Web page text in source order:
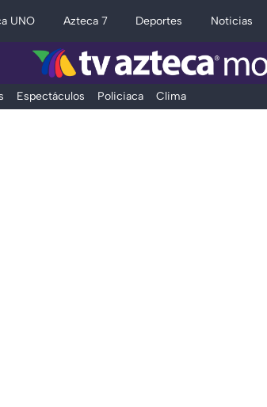
UNO Azteca 7 Deportes Noticias
Espectáculos Policiaca Clima